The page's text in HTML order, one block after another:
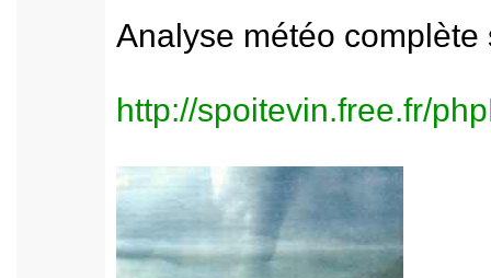
Analyse météo complète
http://spoitevin.free.fr/